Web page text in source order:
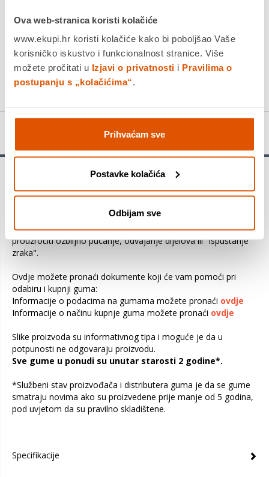
Ova web-stranica koristi kolačiće
www.ekupi.hr koristi kolačiće kako bi poboljšao Vaše
korisničko iskustvo i funkcionalnost stranice. Više
možete pročitati u Izjavi o privatnosti i Pravilima o
postupanju s „kolačićima“.
Prihvaćam sve
Postavke kolačića
Odbijam sve
DODAJTE U KOŠARICU
KUPITE ODMAH
Usporedite proizvod
Provjerite ograničenja opterećenja u priručniku za vlasnika
važni dijelovi vozila. To može biti uzrok slabe upravljivosti,
povećane potrošnje goriva i kvara gume. Također može
prouzročiti ozbiljno pucanje, odvajanje dijelova ili "ispuštanje
zraka".
Ovdje možete pronaći dokumente koji će vam pomoći pri
odabiru i kupnji guma:
Informacije o podacima na gumama možete pronaći ovdje
Informacije o načinu kupnje guma možete pronaći ovdje
Slike proizvoda su informativnog tipa i moguće je da u
potpunosti ne odgovaraju proizvodu.
Sve gume u ponudi su unutar starosti 2 godine*.
*Službeni stav proizvođača i distributera guma je da se gume
smatraju novima ako su proizvedene prije manje od 5 godina,
pod uvjetom da su pravilno skladištene.
Specifikacije